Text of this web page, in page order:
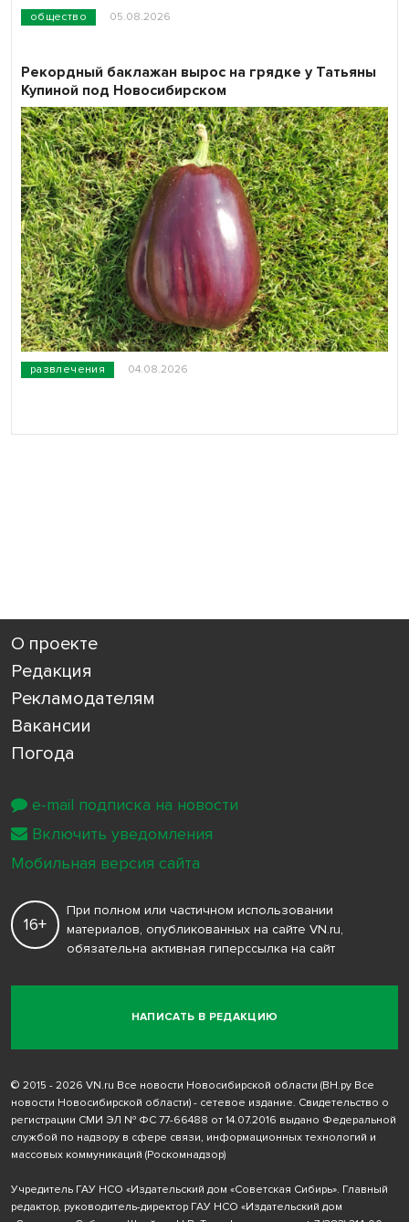
общество 05.08.2026
развлечения 04.08.2026
Рекордный баклажан вырос на грядке у Татьяны
Купиной под Новосибирском
О проекте
Редакция
Рекламодателям
Вакансии
Погода
НАПИСАТЬ В РЕДАКЦИЮ
16+
При полном или частичном использовании
материалов, опубликованных на сайте VN.ru,
обязательна активная гиперссылка на сайт
© 2015 - 2026 VN.ru Все новости Новосибирской области (ВН.ру Все
новости Новосибирской области) - сетевое издание. Свидетельство о
регистрации СМИ ЭЛ № ФС 77-66488 от 14.07.2016 выдано Федеральной
службой по надзору в сфере связи, информационных технологий и
массовых коммуникаций (Роскомнадзор)
Учредитель ГАУ НСО «Издательский дом «Советская Сибирь». Главный
редактор, руководитель-директор ГАУ НСО «Издательский дом
e-mail подписка на новости
Включить уведомления
Мобильная версия сайта